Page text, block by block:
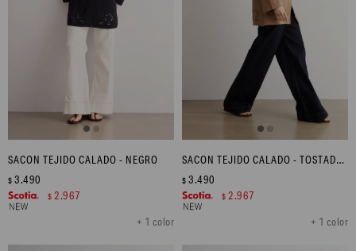
SACON TEJIDO CALADO - NEGRO
+ 1 color
$ 3.490
$ 2.967
SACON TEJIDO CALADO - TOSTADO MELANGE
+ 1 color
$ 3.490
$ 2.967